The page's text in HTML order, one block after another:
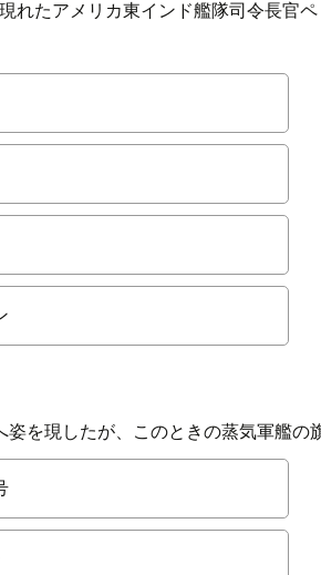
れたアメリカ東インド艦隊司令長官
を現したが、このときの蒸気軍艦の